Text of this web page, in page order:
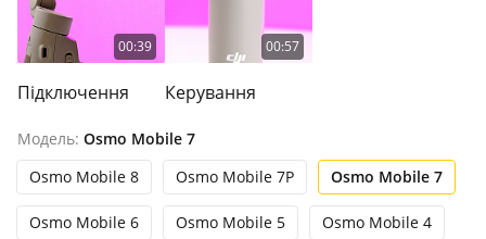
00:39
Підключення
00:57
Керування
Модель: Osmo Mobile 7
Osmo Mobile 8
Osmo Mobile 7P Osmo Mobile 7
Osmo Mobile 6 Osmo Mobile 5 Osmo Mobile 4